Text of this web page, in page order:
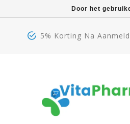
5% Korting Na
Door het